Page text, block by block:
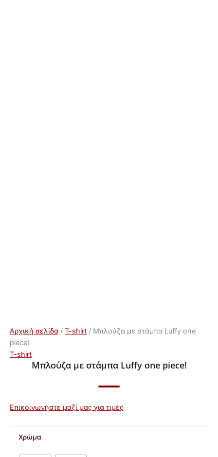
Αρχική σελίδα / T-shirt / Μπλούζα με στάμπα Luffy one
piece!
T-shirt
Μπλούζα με στάμπα Luffy one piece!
Επικοινωνήστε μαζί μας για τιμές
Χρώμα